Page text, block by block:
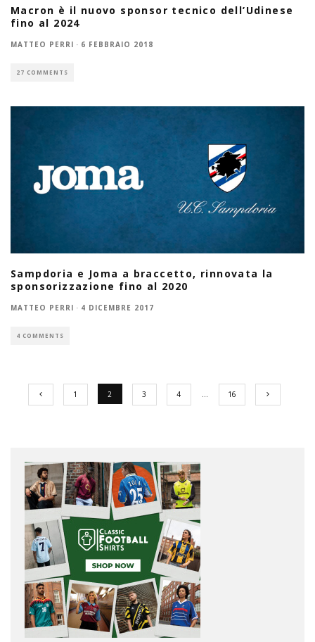
Macron è il nuovo sponsor tecnico dell’Udinese
fino al 2024
MATTEO PERRI · 6 FEBBRAIO 2018
27 COMMENTS
Sampdoria e Joma a braccetto, rinnovata la
sponsorizzazione fino al 2020
MATTEO PERRI · 4 DICEMBRE 2017
4 COMMENTS
1 2 3 4 … 16